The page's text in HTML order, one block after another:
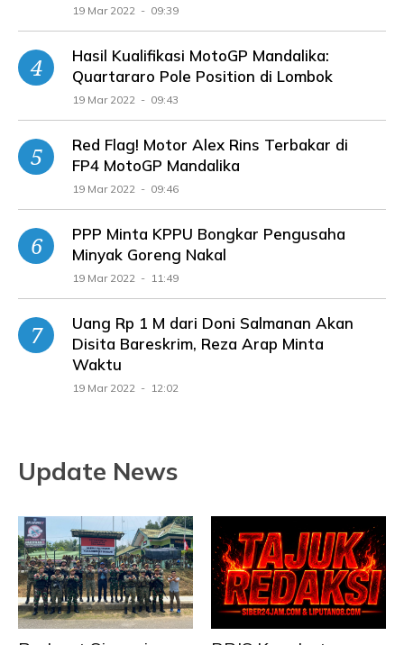
19 Mar 2022 - 09:39
Hasil Kualifikasi MotoGP Mandalika:
Quartararo Pole Position di Lombok
19 Mar 2022 - 09:43
Red Flag! Motor Alex Rins Terbakar di
FP4 MotoGP Mandalika
19 Mar 2022 - 09:46
PPP Minta KPPU Bongkar Pengusaha
Minyak Goreng Nakal
19 Mar 2022 - 11:49
Uang Rp 1 M dari Doni Salmanan Akan
Disita Bareskrim, Reza Arap Minta
Waktu
19 Mar 2022 - 12:02
Update News